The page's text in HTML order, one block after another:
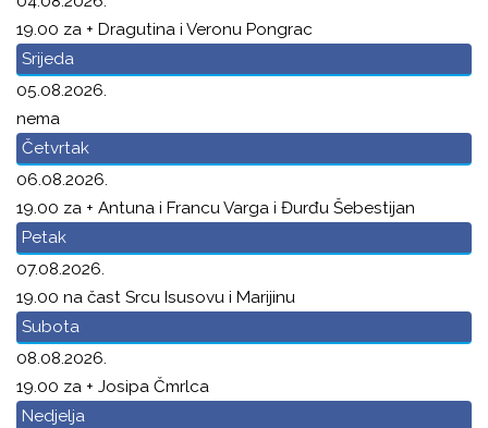
19.00 za + Dragutina i Veronu Pongrac
Srijeda
05.08.2026.
nema
Četvrtak
06.08.2026.
19.00 za + Antuna i Francu Varga i Đurđu Šebestijan
Petak
07.08.2026.
19.00 na čast Srcu Isusovu i Marijinu
Subota
08.08.2026.
19.00 za + Josipa Čmrlca
Nedjelja